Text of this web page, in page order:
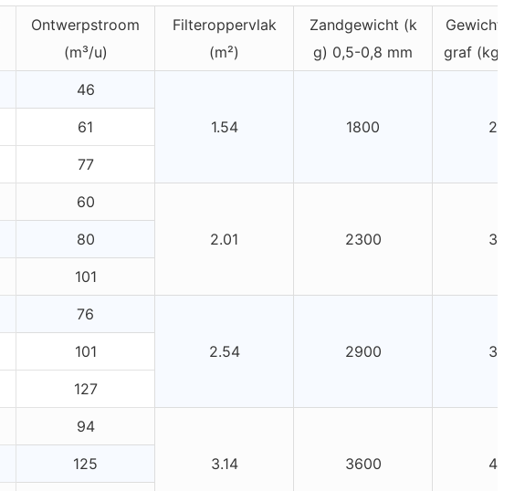
Ontwerpstroom
(m³/u)
Filteroppervlak
(m²)
Zandgewicht (k
g) 0,5-0,8 mm
Gewicht
graf (kg) 1-
46
1.54 1800 220
61
77
60
2.01 2300 300
80
101
76
2.54 2900 360
101
127
94
3.14 3600 440
125